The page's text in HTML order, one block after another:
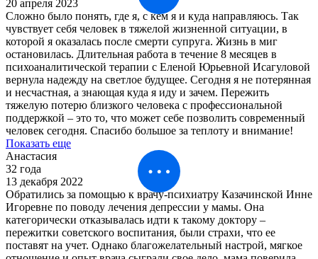
20 апреля 2023
Сложно было понять, где я, с кем я и куда направляюсь. Так
чувствует себя человек в тяжелой жизненной ситуации, в
которой я оказалась после смерти супруга. Жизнь в миг
остановилась. Длительная работа в течение 8 месяцев в
психоаналитической терапии с Еленой Юрьевной Исагуловой
вернула надежду на светлое будущее. Сегодня я не потерянная
и несчастная, а знающая куда я иду и зачем. Пережить
тяжелую потерю близкого человека с профессиональной
поддержкой – это то, что может себе позволить современный
человек сегодня. Спасибо большое за теплоту и внимание!
Показать еще
Анастасия
32 года
13 декабря 2022
Обратились за помощью к врачу-психиатру Казачинской Инне
Игоревне по поводу лечения депрессии у мамы. Она
категорически отказывалась идти к такому доктору –
пережитки советского воспитания, были страхи, что ее
поставят на учет. Однако благожелательный настрой, мягкое